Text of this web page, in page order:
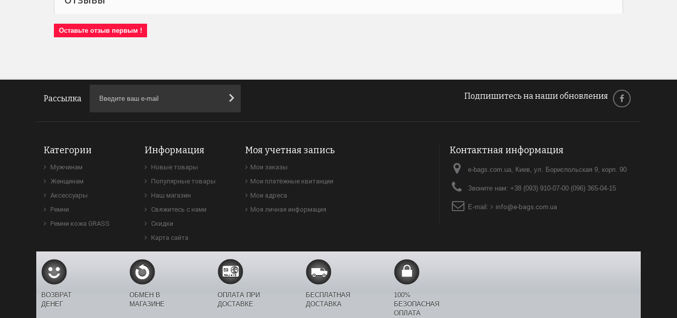
Оставьте отзыв первым !
Рассылка Подпишитесь на наши обновления
Категории
Мужчинам
Женщинам
Аксессуары
Ремни
Ремни кожа GRASS
Информация
Новые товары
Популярные товары
Наш магазин
Свяжитесь с нами
Скидки
Карта сайта
Моя учетная запись
Мои заказы
Мои платёжные квитанции
Мои адреса
Моя личная информация
Контактная информация
e-bags.com.ua, Киев, ул. Бориспольская 9, корп. 90
Звоните нам: +38 (093) 910-07-00 (096) 365-04-15
E-mail: info@e-bags.com.ua
ВОЗВРАТ
ДЕНЕГ
ОБМЕН В
МАГАЗИНЕ
ОПЛАТА ПРИ
ДОСТАВКЕ
БЕСПЛАТНАЯ
ДОСТАВКА
100%
БЕЗОПАСНАЯ
ОПЛАТА